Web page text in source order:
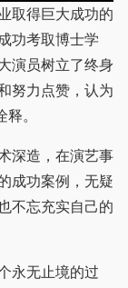
取得巨大成功的
功考取博士学
演员树立了终身
努力点赞，认为
。
深造，在演艺事
成功案例，无疑
不忘充实自己的
永无止境的过